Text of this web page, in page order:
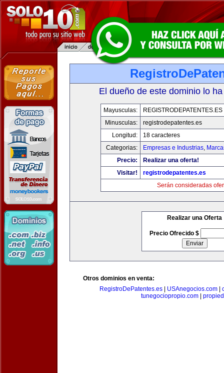
El dueño de este dominio lo
Mayusculas:
REGISTRODEPATENTES.ES
Minusculas:
registrodepatentes.es
Longitud:
18 caracteres
Categorias:
Empresas e Industrias,
Precio:
Realizar una oferta!
Visitar!
registrodepatentes.es
Serán consideradas
Realizar una Oferta
Precio Ofrecido $
Otros dominios en venta:
RegistroDePatentes.es
USAnegocios.com
tunegociopropio.com|